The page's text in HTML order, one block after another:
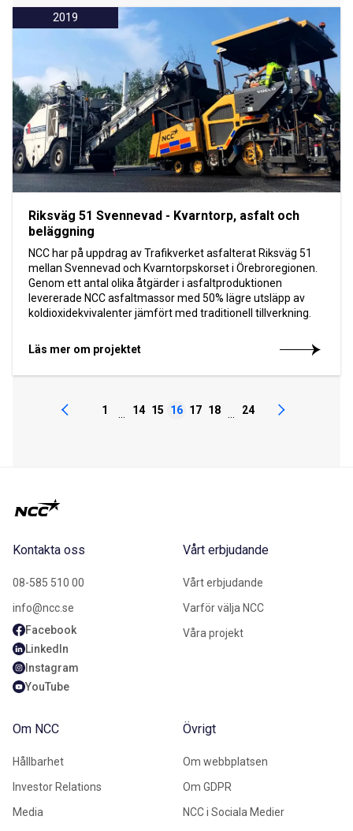
2019
Riksväg 51 Svennevad - Kvarntorp, asfalt och
beläggning
NCC har på uppdrag av Trafikverket asfalterat Riksväg 51
mellan Svennevad och Kvarntorpskorset i Örebroregionen.
Genom ett antal olika åtgärder i asfaltproduktionen
levererade NCC asfaltmassor med 50% lägre utsläpp av
koldioxidekvivalenter jämfört med traditionell tillverkning.
Läs mer om projektet
1 ... 14 15 16 17 18 ... 24
Kontakta oss
08-585 510 00
info@ncc.se
Facebook
LinkedIn
Instagram
YouTube
Vårt erbjudande
Vårt erbjudande
Varför välja NCC
Våra projekt
Om NCC
Hållbarhet
Investor Relations
Media
Övrigt
Om webbplatsen
Om GDPR
NCC i Sociala Medier